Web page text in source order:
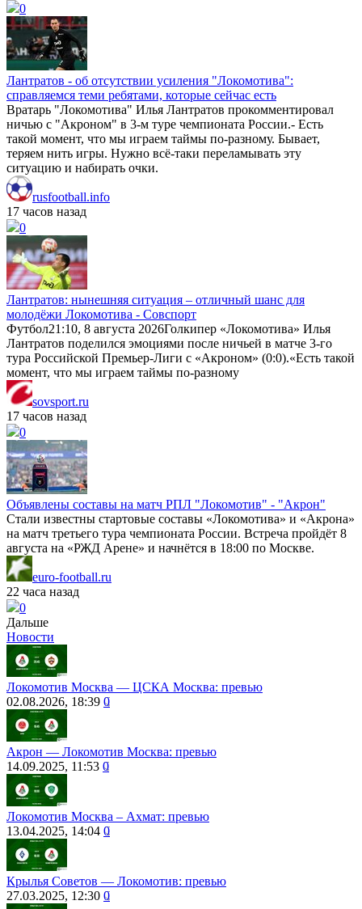
0
Лантратов - об отсутствии усиления "Локомотива":
справляемся теми ребятами, которые сейчас есть
Вратарь "Локомотива" Илья Лантратов прокомментировал
ничью с "Акроном" в 3-м туре чемпионата России.- Есть
такой момент, что мы играем таймы по-разному. Бывает,
теряем нить игры. Нужно всё-таки переламывать эту
ситуацию и набирать очки.
rusfootball.info
17 часов назад
0
Лантратов: нынешняя ситуация – отличный шанс для
молодёжи Локомотива - Совспорт
Футбол21:10, 8 августа 2026Голкипер «Локомотива» Илья
Лантратов поделился эмоциями после ничьей в матче 3-го
тура Российской Премьер-Лиги с «Акроном» (0:0).«Есть такой
момент, что мы играем таймы по-разному
sovsport.ru
17 часов назад
0
Объявлены составы на матч РПЛ "Локомотив" - "Акрон"
Стали известны стартовые составы «Локомотива» и «Акрона»
на матч третьего тура чемпионата России. Встреча пройдёт 8
августа на «РЖД Арене» и начнётся в 18:00 по Москве.
euro-football.ru
22 часа назад
0
Дальше
Новости
Локомотив Москва ― ЦСКА Москва: превью
02.08.2026, 18:39 0
Акрон ― Локомотив Москва: превью
14.09.2025, 11:53 0
Локомотив Москва – Ахмат: превью
13.04.2025, 14:04 0
Крылья Советов ― Локомотив: превью
27.03.2025, 12:30 0